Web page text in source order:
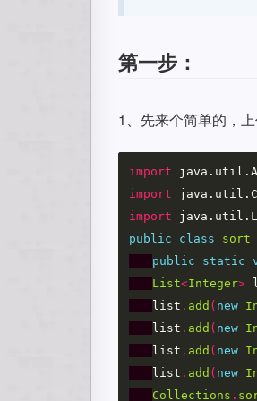
第一步：
1、先来个简单的，
import
import
import
public
class sort
public
static
List<Integer>
list . add ( new
list . add ( new
list . add ( new
list . add ( new
Collections .